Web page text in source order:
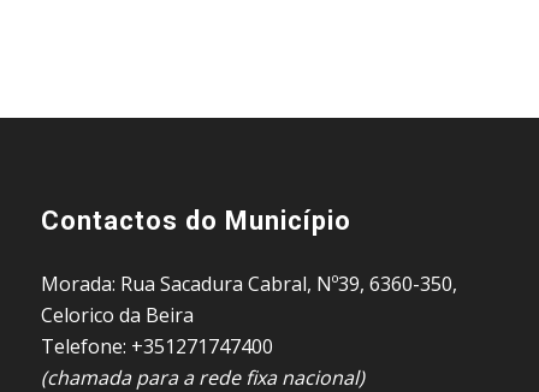
Contactos do Município
Morada: Rua Sacadura Cabral, Nº39, 6360-350,
Celorico da Beira
Telefone: +351271747400
(chamada para a rede fixa nacional)